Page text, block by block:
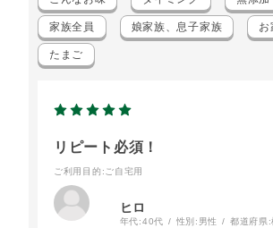
家族全員 娘家族、息子家族 お
たまご
リピート必須！
ご利用目的 :ご自宅用
ヒロ
年代:40代 性別: 男性 都道府県: